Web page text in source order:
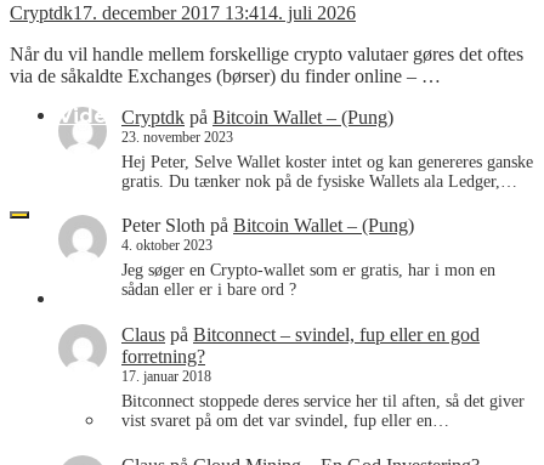
Videoer
CRYPT.DK
Om os
Cryptdk17. december 2017 13:414. juli 2026
Når du vil handle mellem forskellige crypto valutaer gøres det oftes
via de såkaldte Exchanges (børser) du finder online – …
Cryptdk på Bitcoin Wallet – (Pung)
23. november 2023
Hej Peter, Selve Wallet koster intet og kan genereres ganske
gratis. Du tænker nok på de fysiske Wallets ala Ledger,…
Peter Sloth på Bitcoin Wallet – (Pung)
4. oktober 2023
Jeg søger en Crypto-wallet som er gratis, har i mon en
sådan eller er i bare ord ?
Claus på Bitconnect – svindel, fup eller en god
forretning?
17. januar 2018
Bitconnect stoppede deres service her til aften, så det giver
vist svaret på om det var svindel, fup eller en…